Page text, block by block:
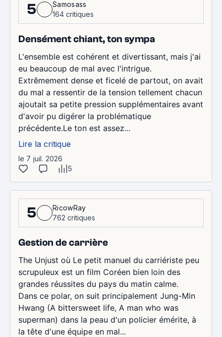
5
Samosass
164 critiques
Densément chiant, ton sympa
L'ensemble est cohérent et divertissant, mais j'ai
eu beaucoup de mal avec l'intrigue.
Extrêmement dense et ficelé de partout, on avait
du mal a ressentir de la tension tellement chacun
ajoutait sa petite pression supplémentaires avant
d'avoir pu digérer la problématique
précédente.Le ton est assez...
Lire la critique
le 7 juil. 2026
5
5
RicowRay
762 critiques
Gestion de carrière
The Unjust où Le petit manuel du carriériste peu
scrupuleux est un film Coréen bien loin des
grandes réussites du pays du matin calme.
Dans ce polar, on suit principalement Jung-Min
Hwang (A bittersweet life, A man who was
superman) dans la peau d'un policier émérite, à
la tête d'une équipe en mal...